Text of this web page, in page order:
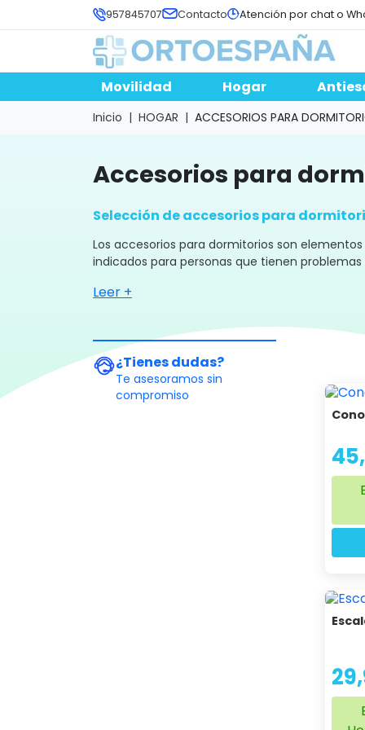
957845707 Contacto Atención por chat o
Movilidad
Hogar
Inicio HOGAR ACCESORIOS PARA
accesorios para
Selección de accesorios para
Los accesorios para dormitorios son
indicados para personas que tienen
♿ OrtoEspaña ¡Tu
Leer +
¿Tienes dudas?
Te asesoramos sin
compromiso